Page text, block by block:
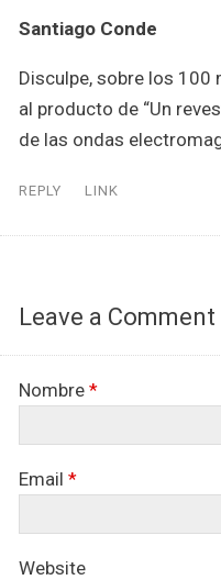
Santiago Conde
Disculpe, sobre los
al producto de “Un
de las ondas
REPLY LINK
Leave a Comment
Nombre *
Email *
Website